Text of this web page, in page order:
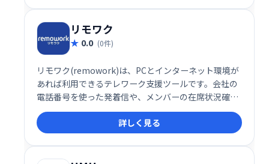
リモワク
0.0 (0件)
リモワク(remowork)は、PCとインターネット環境が
あれば利用できるテレワーク支援ツールです。会社の
電話番号を使った発着信や、メンバーの在席状況確認
（写真）など、スムーズなテレワークを実現する機能
を提供します。場所を選ばず、効率的な業務遂行をサ
ポートします。
詳しく見る